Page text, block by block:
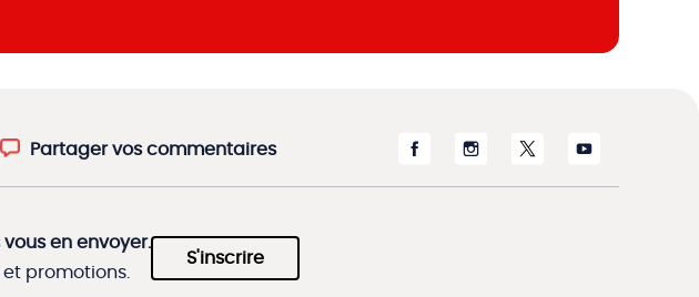
Partager vos commentaires
en envoyer.
promotions.
S'inscrire